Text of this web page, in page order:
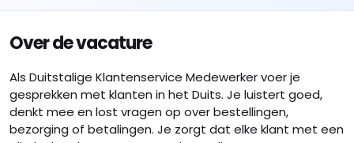
Over de vacature
Als Duitstalige Klantenservice Medewerker voer je
gesprekken met klanten in het Duits. Je luistert goed,
denkt mee en lost vragen op over bestellingen,
bezorging of betalingen. Je zorgt dat elke klant met een